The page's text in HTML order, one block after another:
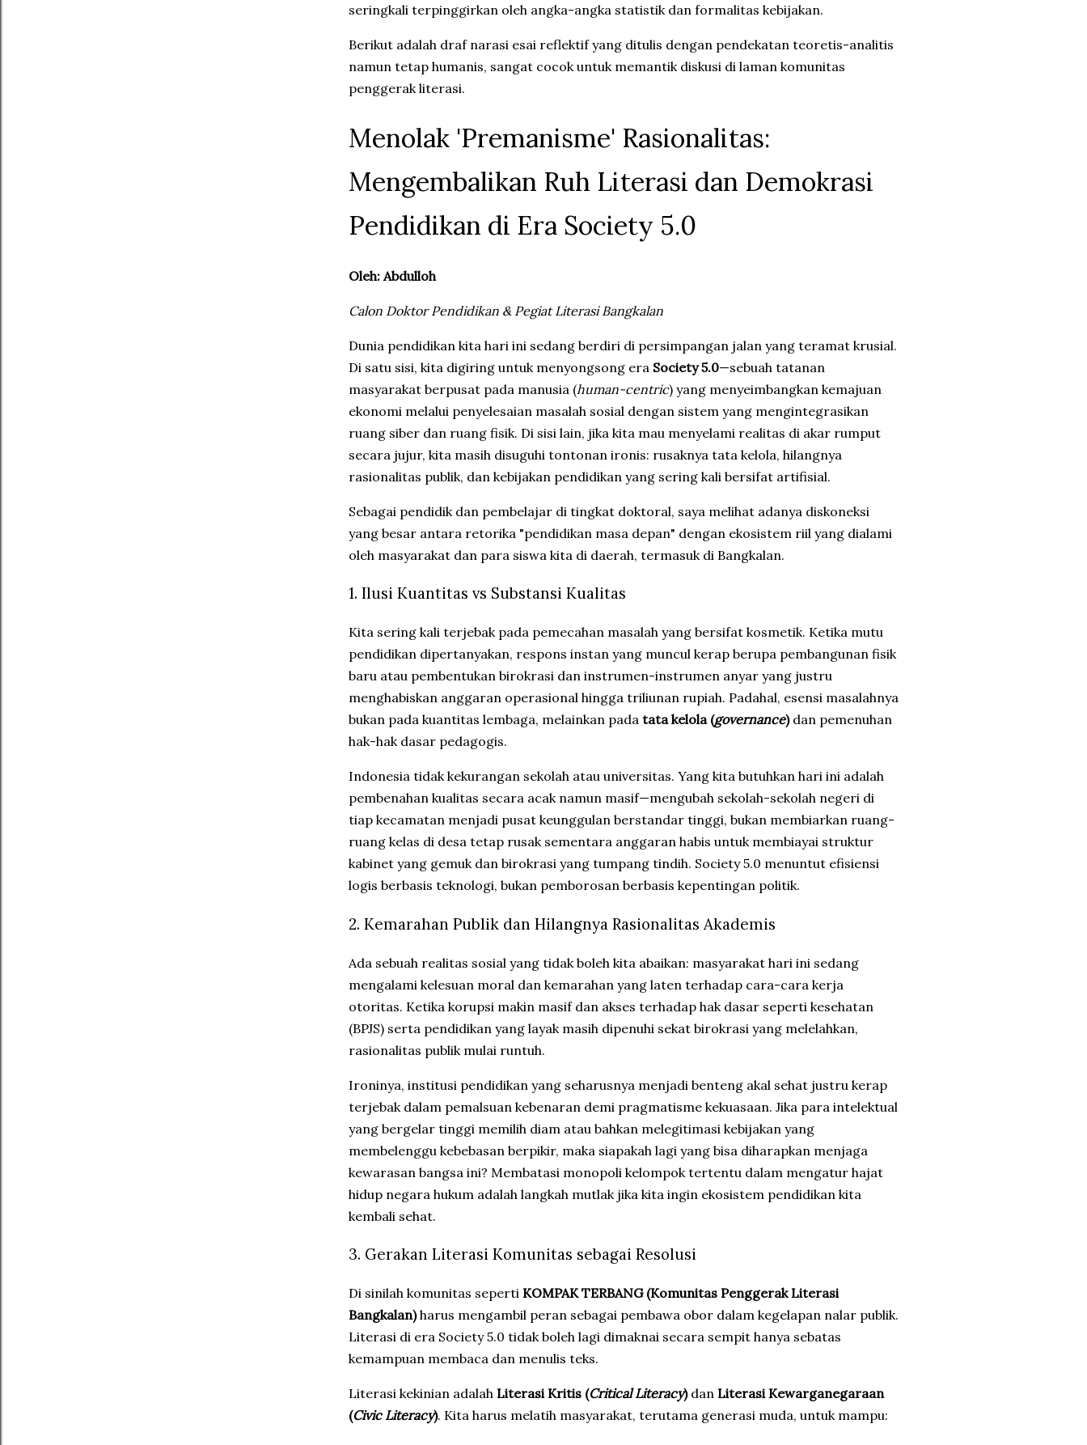
seringkali terpinggirkan oleh angka-angka statistik dan formalitas kebijakan.
​Berikut adalah draf narasi esai reflektif yang ditulis dengan pendekatan teoretis-analitis
namun tetap humanis, sangat cocok untuk memantik diskusi di laman komunitas
penggerak literasi.
​Menolak 'Premanisme' Rasionalitas:
Mengembalikan Ruh Literasi dan Demokrasi
Pendidikan di Era Society 5.0
Oleh: Abdulloh
Calon Doktor Pendidikan & Pegiat Literasi Bangkalan
​Dunia pendidikan kita hari ini sedang berdiri di persimpangan jalan yang teramat krusial.
Di satu sisi, kita digiring untuk menyongsong era Society 5.0—sebuah tatanan
masyarakat berpusat pada manusia (human-centric) yang menyeimbangkan kemajuan
ekonomi melalui penyelesaian masalah sosial dengan sistem yang mengintegrasikan
ruang siber dan ruang fisik. Di sisi lain, jika kita mau menyelami realitas di akar rumput
secara jujur, kita masih disuguhi tontonan ironis: rusaknya tata kelola, hilangnya
rasionalitas publik, dan kebijakan pendidikan yang sering kali bersifat artifisial.
​Sebagai pendidik dan pembelajar di tingkat doktoral, saya melihat adanya diskoneksi
yang besar antara retorika "pendidikan masa depan" dengan ekosistem riil yang dialami
oleh masyarakat dan para siswa kita di daerah, termasuk di Bangkalan.
​1. Ilusi Kuantitas vs Substansi Kualitas
​Kita sering kali terjebak pada pemecahan masalah yang bersifat kosmetik. Ketika mutu
pendidikan dipertanyakan, respons instan yang muncul kerap berupa pembangunan fisik
baru atau pembentukan birokrasi dan instrumen-instrumen anyar yang justru
menghabiskan anggaran operasional hingga triliunan rupiah. Padahal, esensi masalahnya
bukan pada kuantitas lembaga, melainkan pada tata kelola (governance)dan pemenuhan
hak-hak dasar pedagogis.
​Indonesia tidak kekurangan sekolah atau universitas. Yang kita butuhkan hari ini adalah
pembenahan kualitas secara acak namun masif—mengubah sekolah-sekolah negeri di
tiap kecamatan menjadi pusat keunggulan berstandar tinggi, bukan membiarkan ruang-
ruang kelas di desa tetap rusak sementara anggaran habis untuk membiayai struktur
kabinet yang gemuk dan birokrasi yang tumpang tindih. Society 5.0 menuntut efisiensi
logis berbasis teknologi, bukan pemborosan berbasis kepentingan politik.
​2. Kemarahan Publik dan Hilangnya Rasionalitas Akademis
​Ada sebuah realitas sosial yang tidak boleh kita abaikan: masyarakat hari ini sedang
mengalami kelesuan moral dan kemarahan yang laten terhadap cara-cara kerja
otoritas. Ketika korupsi makin masif dan akses terhadap hak dasar seperti kesehatan
(BPJS) serta pendidikan yang layak masih dipenuhi sekat birokrasi yang melelahkan,
rasionalitas publik mulai runtuh.
​Ironinya, institusi pendidikan yang seharusnya menjadi benteng akal sehat justru kerap
terjebak dalam pemalsuan kebenaran demi pragmatisme kekuasaan. Jika para intelektual
yang bergelar tinggi memilih diam atau bahkan melegitimasi kebijakan yang
membelenggu kebebasan berpikir, maka siapakah lagi yang bisa diharapkan menjaga
kewarasan bangsa ini? Membatasi monopoli kelompok tertentu dalam mengatur hajat
hidup negara hukum adalah langkah mutlak jika kita ingin ekosistem pendidikan kita
kembali sehat.
​3. Gerakan Literasi Komunitas sebagai Resolusi
​Di sinilah komunitas seperti KOMPAK TERBANG (Komunitas Penggerak Literasi
Bangkalan)harus mengambil peran sebagai pembawa obor dalam kegelapan nalar publik.
Literasi di era Society 5.0 tidak boleh lagi dimaknai secara sempit hanya sebatas
kemampuan membaca dan menulis teks.
​Literasi kekinian adalah Literasi Kritis (Critical Literacy)dan Literasi Kewarganegaraan
(Civic Literacy). Kita harus melatih masyarakat, terutama generasi muda, untuk mampu: